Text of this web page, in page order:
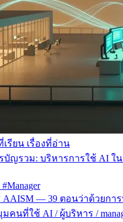
เรียน เรื่องที่อ่าน
บัญรวม: บริหารการใช้ AI ใ
— 39 ตอนว่าด้วยกา
คนที่ใช้ AI / ผู้บริหาร /